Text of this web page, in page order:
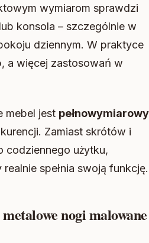
wymiarom sprawdzi
konsola – szczególnie w
dziennym. W praktyce
a więcej zastosowań w
mebel jest pełnowymiarowy
Zamiast skrótów i
codziennego użytku,
spełnia swoją funkcję.
nogi malowane